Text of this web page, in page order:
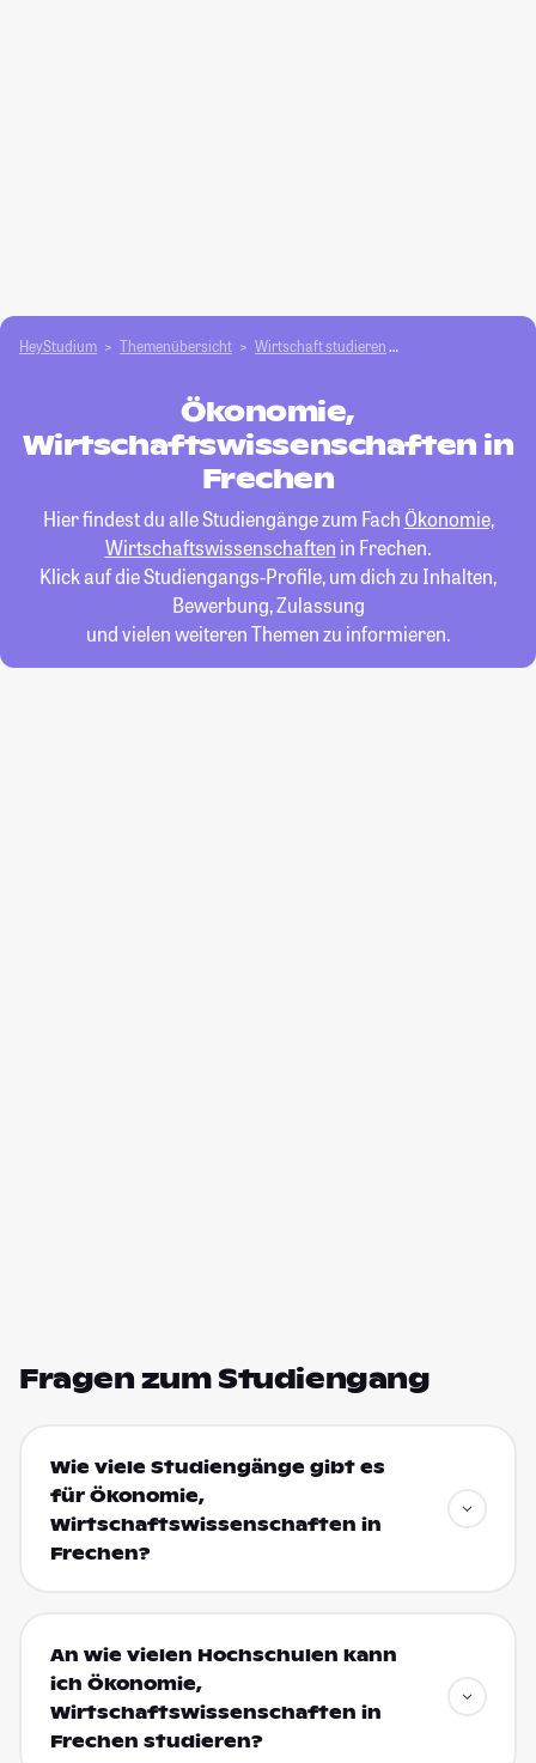
HeyStudium Themenübersicht Wirtschaft studieren
Ökonomie,
Wirtschaftswissenschaften in
Frechen
Hier findest du alle Studiengänge zum Fach Ökonomie,
Wirtschaftswissenschaften in Frechen.
Klick auf die Studiengangs-Profile, um dich zu Inhalten,
Bewerbung, Zulassung
und vielen weiteren Themen zu informieren.
Fragen zum Studiengang
Wie viele Studiengänge gibt es
für Ökonomie,
Wirtschaftswissenschaften in
Frechen?
An wie vielen Hochschulen kann
ich Ökonomie,
Wirtschaftswissenschaften in
Frechen studieren?